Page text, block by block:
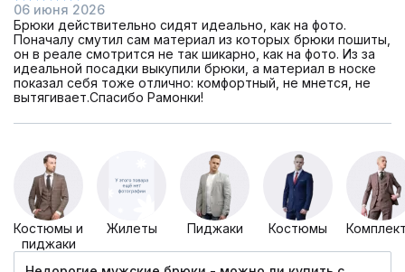
06 июня 2026
Брюки действительно сидят идеально, как на фото.
Поначалу смутил сам материал из которых брюки пошиты,
он в реале смотрится не так шикарно, как на фото. Из за
идеальной посадки выкупили брюки, а материал в носке
показал себя тоже отлично: комфортный, не мнется, не
вытягивает.Спасибо Рамонки!
Костюмы и
пиджаки
Жилеты Пиджаки Костюмы